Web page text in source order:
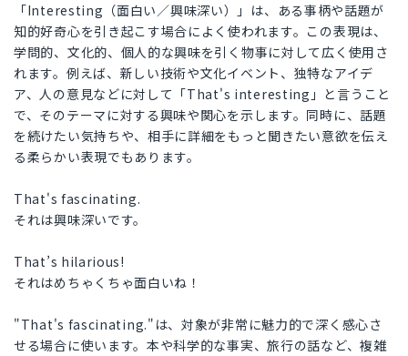
「Interesting（面白い／興味深い）」は、ある事柄や話題が
知的好奇心を引き起こす場合によく使われます。この表現は、
学問的、文化的、個人的な興味を引く物事に対して広く使用さ
れます。例えば、新しい技術や文化イベント、独特なアイデ
ア、人の意見などに対して「That's interesting」と言うこと
で、そのテーマに対する興味や関心を示します。同時に、話題
を続けたい気持ちや、相手に詳細をもっと聞きたい意欲を伝え
る柔らかい表現でもあります。
That's fascinating.
それは興味深いです。
That’s hilarious!
それはめちゃくちゃ面白いね！
"That's fascinating."は、対象が非常に魅力的で深く感心さ
せる場合に使います。本や科学的な事実、旅行の話など、複雑